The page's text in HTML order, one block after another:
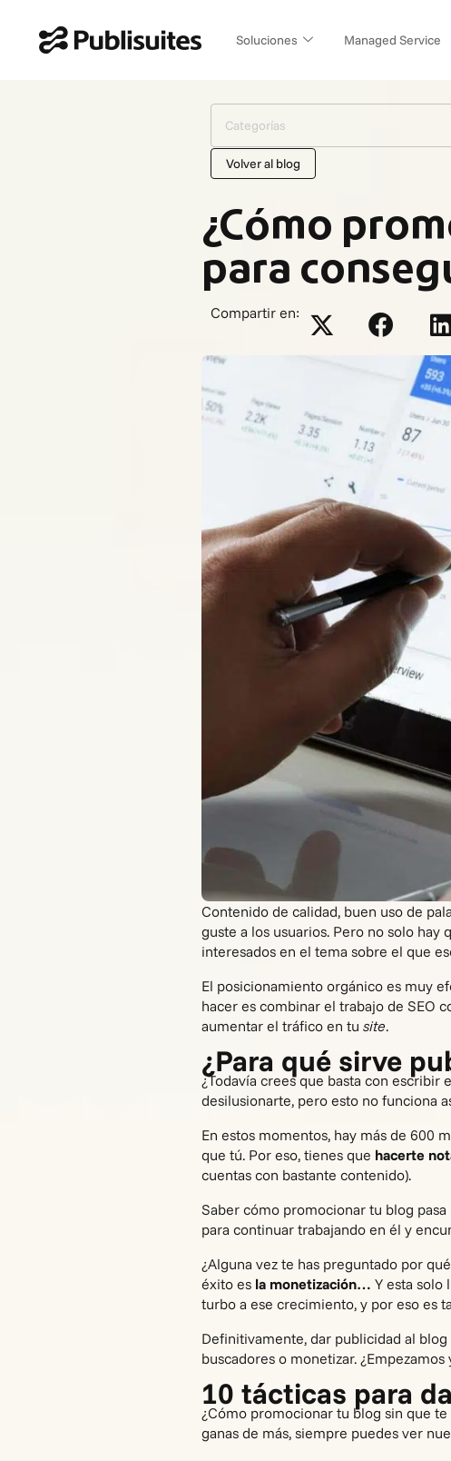
Soluciones Managed Service
Categorías
Volver al blog
¿Cómo
para
Compartir en:
Contenido de calidad, buen uso de
guste a los usuarios. Pero no solo hay
interesados en el tema sobre el que
El posicionamiento orgánico es muy
hacer es combinar el trabajo de SEO
aumentar el tráfico en tu site.
¿Para qué sirve
¿Todavía crees que basta con escribir
desilusionarte, pero esto no funciona
En estos momentos, hay más de 600
que tú. Por eso, tienes que hacerte
cuentas con bastante contenido).
Saber cómo promocionar tu blog pasa
para continuar trabajando en él y
¿Alguna vez te has preguntado por
éxito es la monetización… Y esta solo
turbo a ese crecimiento, y por eso es
Definitivamente, dar publicidad al blog
buscadores o monetizar.
10 tácticas para
¿Cómo promocionar tu blog sin que
ganas de más, siempre puedes ver